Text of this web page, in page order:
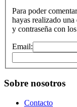
Para poder
hayas realizado
y contraseña con
Email:
Sobre nosotros
Contacto